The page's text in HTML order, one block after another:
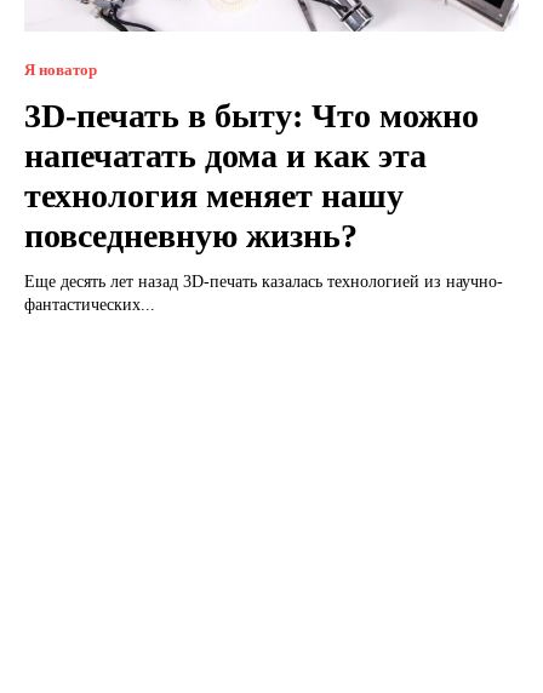
Я новатор
3D-печать в быту: Что можно
напечатать дома и как эта
технология меняет нашу
повседневную жизнь?
Еще десять лет назад 3D-печать казалась технологией из научно-
фантастических...